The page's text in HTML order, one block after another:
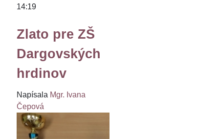
14:19
Zlato pre ZŠ
Dargovských
hrdinov
Napísala Mgr. Ivana
Čepová